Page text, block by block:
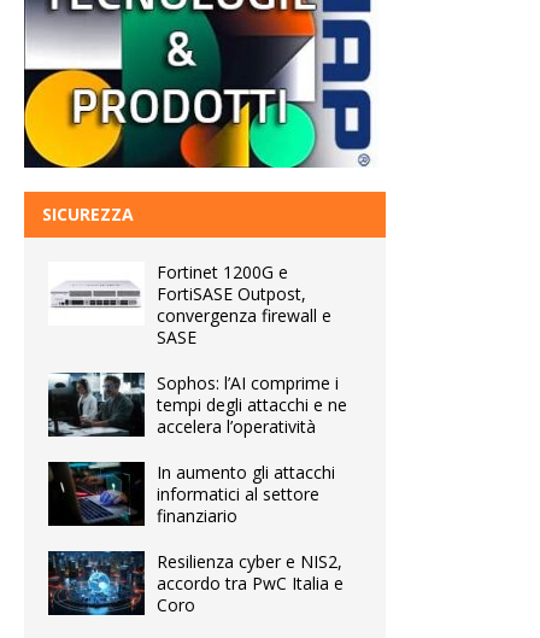
SICUREZZA
Fortinet 1200G e
FortiSASE Outpost,
convergenza firewall e
SASE
Sophos: l’AI comprime i
tempi degli attacchi e ne
accelera l’operatività
In aumento gli attacchi
informatici al settore
finanziario
Resilienza cyber e NIS2,
accordo tra PwC Italia e
Coro